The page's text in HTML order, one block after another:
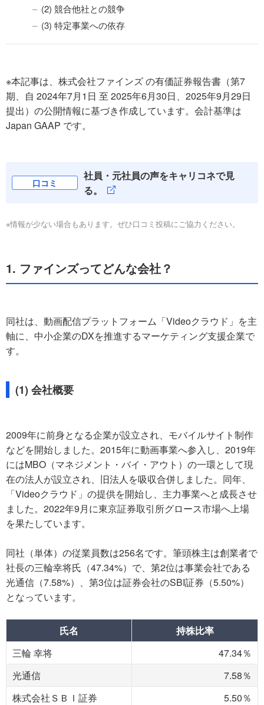
(2) 競合他社との競争
(3) 特定事業への依存
※本記事は、株式会社ファインズ の有価証券報告書（第7
期、自 2024年7月1日 至 2025年6月30日、2025年9月29日
提出）の公開情報に基づき作成しています。会計基準は
Japan GAAP です。
口コミ
社員・元社員の声をキャリコネで見
る。
※情報が少ない場合もあります。ぜひ口コミ投稿にご協力ください。
1. ファインズってどんな会社？
同社は、動画配信プラットフォーム「Videoクラウド」を主
軸に、中小企業のDXを推進するマーケティング支援企業で
す。
(1) 会社概要
2009年に前身となる企業が設立され、モバイルサイト制作
などを開始しました。2015年に動画事業へ参入し、2019年
にはMBO（マネジメント・バイ・アウト）の一環として現
在の法人が設立され、旧法人を吸収合併しました。同年、
「Videoクラウド」の提供を開始し、主力事業へと成長させ
ました。2022年9月に東京証券取引所グロース市場へ上場
を果たしています。
同社（単体）の従業員数は256名です。筆頭株主は創業者で
社長の三輪幸将氏（47.34%）で、第2位は事業会社である
光通信（7.58%）、第3位は証券会社のSBI証券（5.50%）
となっています。
氏名
持株比率
三輪 幸将
47.34％
光通信
7.58％
株式会社ＳＢＩ証券
5.50％